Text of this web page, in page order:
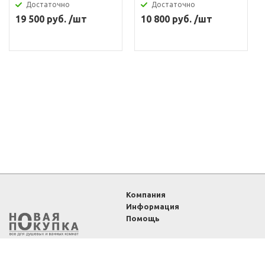
Достаточно
19 500 руб. /шт
Достаточно
10 800 руб. /шт
Компания
Информация
Помощь